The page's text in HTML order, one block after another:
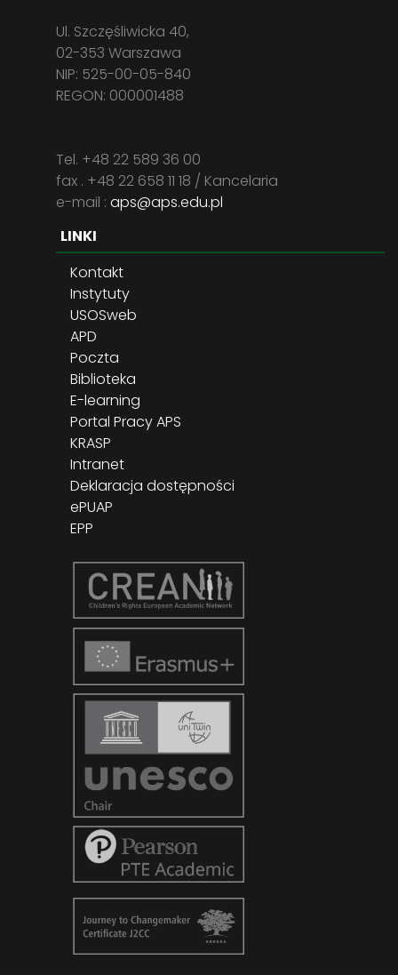
Ul. Szczęśliwicka 40,
02-353 Warszawa
NIP: 525-00-05-840
REGON: 000001488
Tel. +48 22 589 36 00
fax . +48 22 658 11 18 / Kancelaria
e-mail : aps@aps.edu.pl
LINKI
Kontakt
Instytuty
USOSweb
APD
Poczta
Biblioteka
E-learning
Portal Pracy APS
KRASP
Intranet
Deklaracja dostępności
ePUAP
EPP